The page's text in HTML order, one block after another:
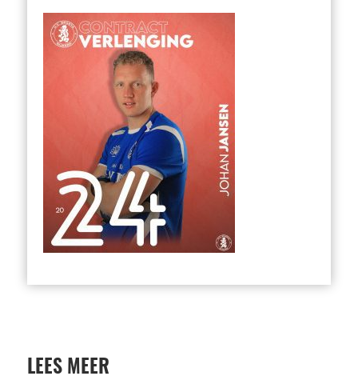
LEES MEER